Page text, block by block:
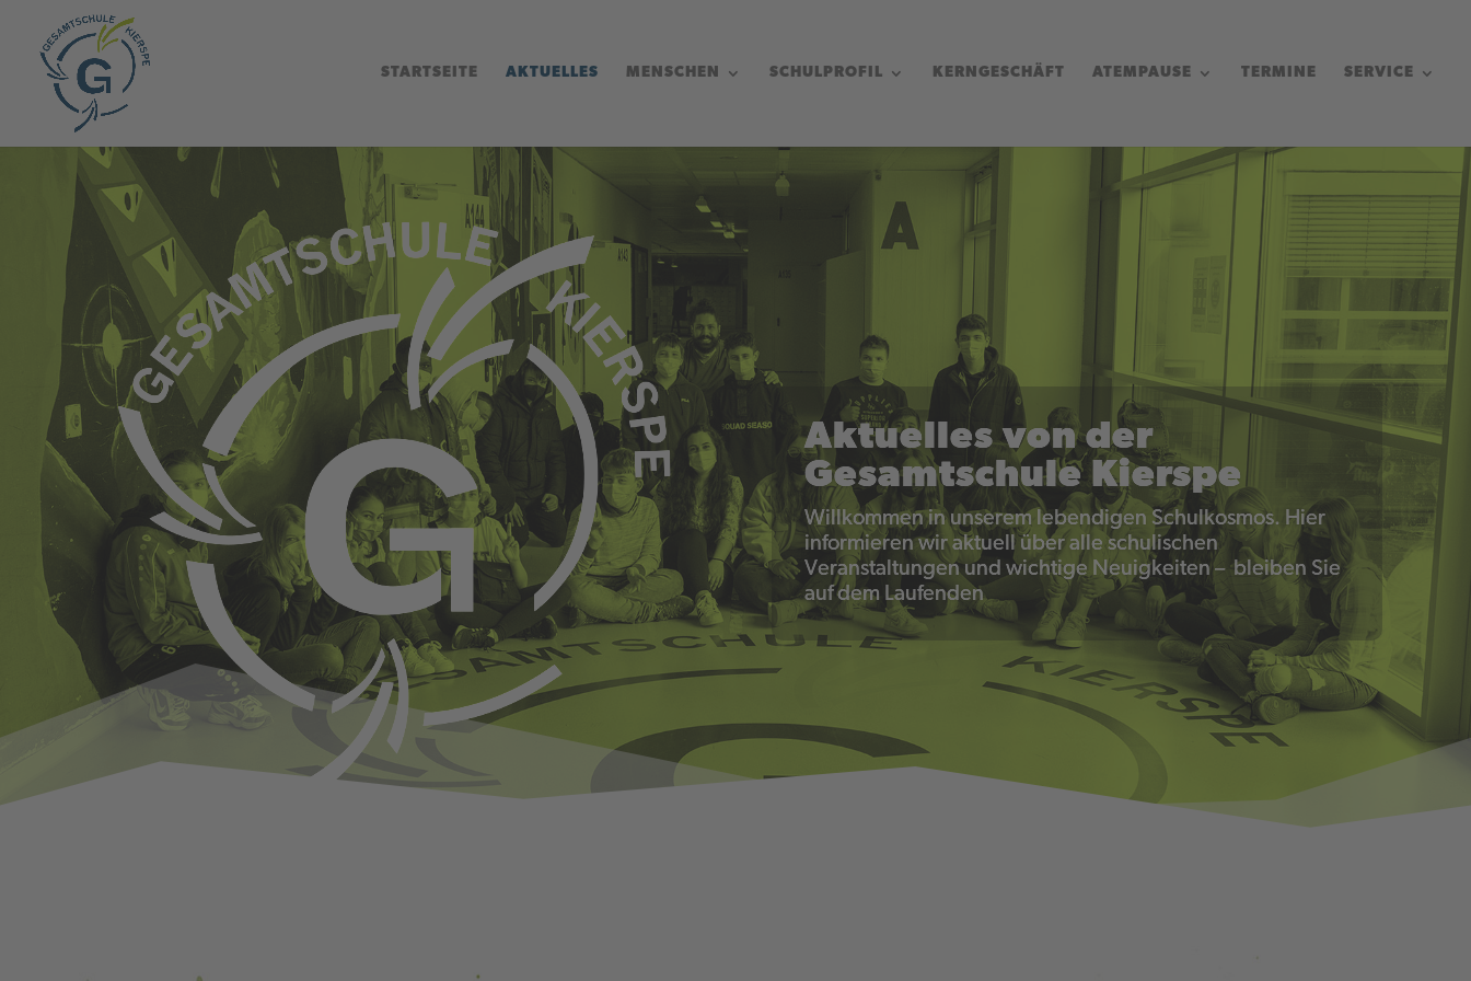
STARTSEITE AKTUELLES MENSCHEN SCHULPROFIL KERNGESCHÄFT ATEMPAUSE TERMINE SERVICE
Aktuelles von der
Gesamtschule Kierspe
Willkommen in unserem lebendigen Schulkosmos. Hier
informieren wir aktuell über alle schulischen
Veranstaltungen und wichtige Neuigkeiten – bleiben Sie
auf dem Laufenden